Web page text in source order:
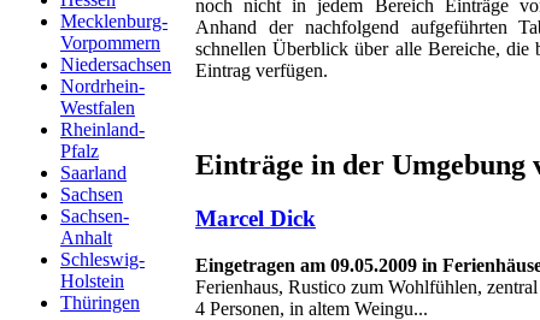
Mecklenburg-
Vorpommern
Niedersachsen
Nordrhein-
Westfalen
Rheinland-
Pfalz
Saarland
Sachsen
Sachsen-
Anhalt
Schleswig-
Holstein
Thüringen
noch nicht in jedem Bereich Einträge
Anhand der nachfolgend aufgeführten
schnellen Überblick über alle Bereiche, die
Eintrag verfügen.
Einträge in der Umgebung
Marcel Dick
Eingetragen am 09.05.2009 in
Ferienhaus, Rustico zum Wohlfühlen,
4 Personen, in altem Weingu...